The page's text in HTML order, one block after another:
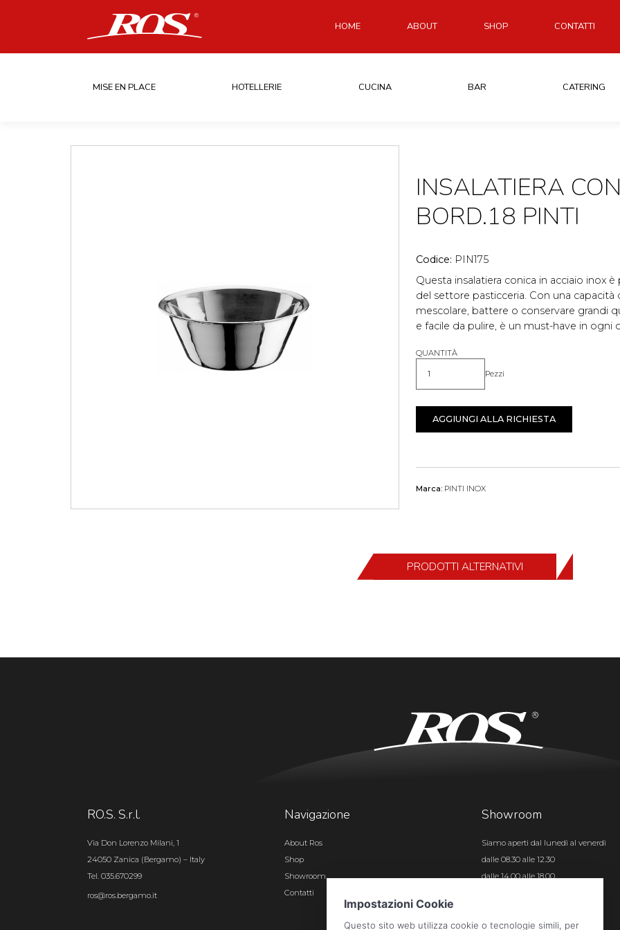
HOME ABOUT SHOP CONTATTI
MISE EN PLACE HOTELLERIE CUCINA BAR CATERING
INSALATIERA
BORD.18 PINTI
Codice: PIN175
Questa insalatiera conica in acciaio inox
del settore pasticceria. Con una capacità
mescolare, battere o conservare grandi
e facile da pulire, è un must-have in ogni
QUANTITÀ
Quantità Pezzi
AGGIUNGI ALLA RICHIESTA
Marca: PINTI INOX
PRODOTTI ALTERNATIVI
RO.S. S.r.l.
Via Don Lorenzo Milani, 1
24050 Zanica (Bergamo) – Italy
Tel. 035.670299
ros@ros.bergamo.it
Navigazione
About Ros
Shop
Showroom
Contatti
Showroom
Siamo aperti dal lunedì al venerdì
dalle 08.30 alle 12.30
dalle 14.00 alle 18.00